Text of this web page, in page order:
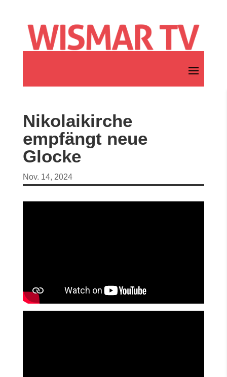
Nikolaikirche
empfängt neue
Glocke
Nov. 14, 2024